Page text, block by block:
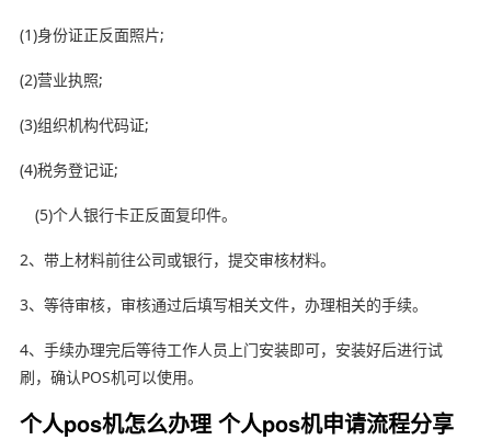
(1)身份证正反面照片;
(2)营业执照;
(3)组织机构代码证;
(4)税务登记证;
(5)个人银行卡正反面复印件。
2、带上材料前往公司或银行，提交审核材料。
3、等待审核，审核通过后填写相关文件，办理相关的手续。
4、手续办理完后等待工作人员上门安装即可，安装好后进行试
刷，确认POS机可以使用。
个人pos机怎么办理 个人pos机申请流程分享